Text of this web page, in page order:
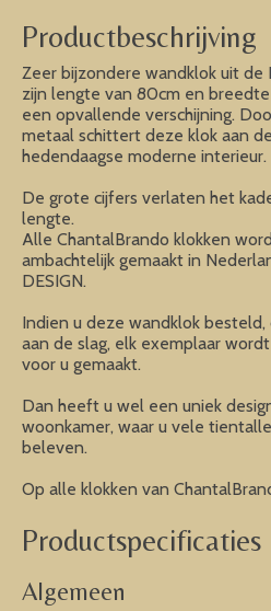
Productbeschrijving
Zeer bijzondere wandklok uit de
zijn lengte van 80cm en breedte
een opvallende verschijning.
metaal schittert deze klok aan
hedendaagse moderne interieur.
De grote cijfers verlaten het
lengte.
Alle ChantalBrando klokken
ambachtelijk gemaakt in
DESIGN.
Indien u deze wandklok
aan de slag, elk exemplaar
voor u gemaakt.
Dan heeft u wel een uniek
woonkamer, waar u vele
beleven.
Op alle klokken van
Productspecificaties
Algemeen